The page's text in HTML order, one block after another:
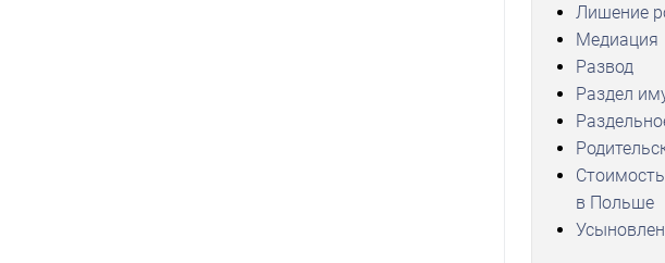
Лишение
Медиация
Развод
Раздел
в Польше